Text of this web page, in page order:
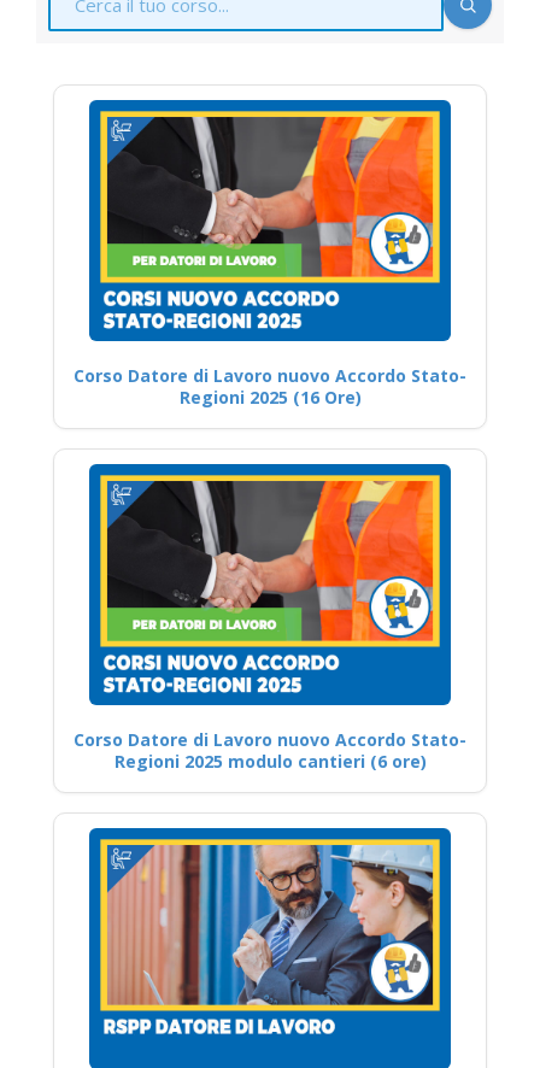
Corso Datore di Lavoro nuovo Accordo Stato-
Regioni 2025 (16 Ore)
Corso Datore di Lavoro nuovo Accordo Stato-
Regioni 2025 modulo cantieri (6 ore)